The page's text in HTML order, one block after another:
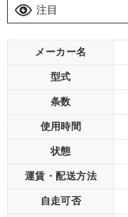
注目
メーカー名
型式
条数
使用時間
状態
運賃・配送方法
自走可否